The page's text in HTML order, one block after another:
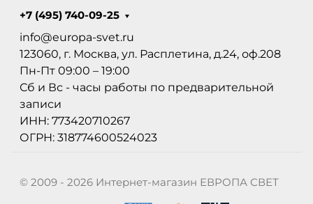
+7 (495) 740-09-25
info@europa-svet.ru
123060, г. Москва, ул. Расплетина, д.24, оф.208
Пн-Пт 09:00 – 19:00
Сб и Вс - часы работы по предварительной
записи
ИНН: 773420710267
ОГРН: 318774600524023
© 2009 - 2026 Интернет-магазин ЕВРОПА СВЕТ